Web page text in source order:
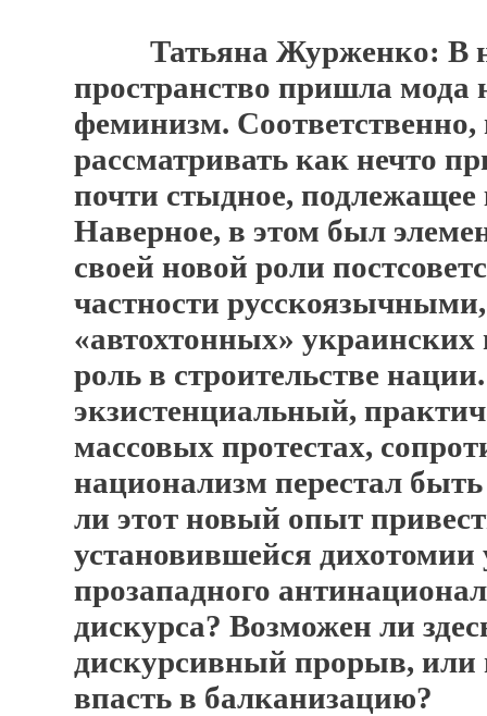
Татьяна Журженко: В
пространство пришла мода
феминизм.
рассматривать как нечто
почти стыдное,
Наверное, в этом был
своей новой роли
частности
«автохтонных»
роль в строительстве
экзистенциальный,
массовых протестах,
национализм перестал
ли этот новый опыт
установившейся
прозападного
дискурса? Возможен ли
дискурсивный прорыв, или
впасть в балканизацию?